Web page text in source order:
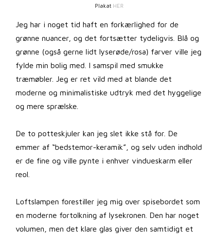
Plakat HER
Jeg har i noget tid haft en forkærlighed for de
grønne nuancer, og det fortsætter tydeligvis. Blå og
grønne (også gerne lidt lyserøde/rosa) farver ville jeg
fylde min bolig med. I samspil med smukke
træmøbler. Jeg er ret vild med at blande det
moderne og minimalistiske udtryk med det hyggelige
og mere sprælske.
De to potteskjuler kan jeg slet ikke stå for. De
emmer af “bedstemor-keramik”, og selv uden indhold
er de fine og ville pynte i enhver vindueskarm eller
reol.
Loftslampen forestiller jeg mig over spisebordet som
en moderne fortolkning af lysekronen. Den har noget
volumen, men det klare glas giver den samtidigt et